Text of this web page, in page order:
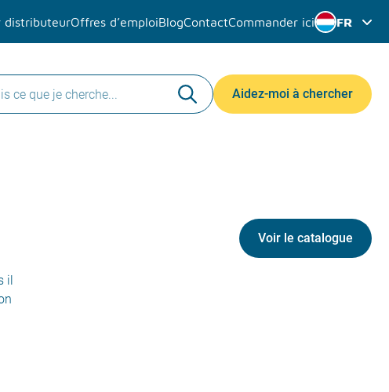
distributeurOffres d’emploiBlogContactCommander ici FR
Aidez-moi à chercher
il
Voir le catalogue